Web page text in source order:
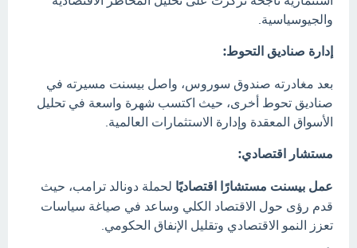
والجيوسياسية.
إدارة صناديق التحوط:
بعد مغادرته صندوق سوروس، واصل بيسنت مسيرته في
صناديق تحوط أخرى، حيث اكتسب شهرة واسعة في تحليل
الأسواق المعقدة وإدارة الاستثمارات العالمية.
مستشار اقتصادي:
عمل بيسنت مستشارًا اقتصاديًا لحملة دونالد ترامب، حيث
قدم رؤى حول الاقتصاد الكلي وساعد في صياغة سياسات
تعزز النمو الاقتصادي وتقليل الإنفاق الحكومي.